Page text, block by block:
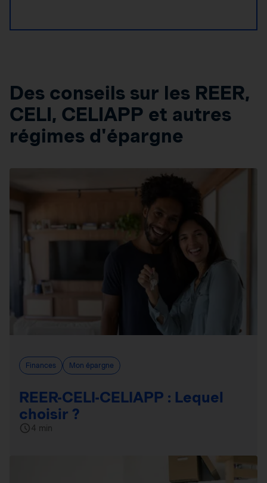
Des conseils sur les REER,
CELI, CELIAPP et autres
régimes d'épargne
Finances Mon épargne
REER-CELI-CELIAPP : Lequel
choisir ?
4 min